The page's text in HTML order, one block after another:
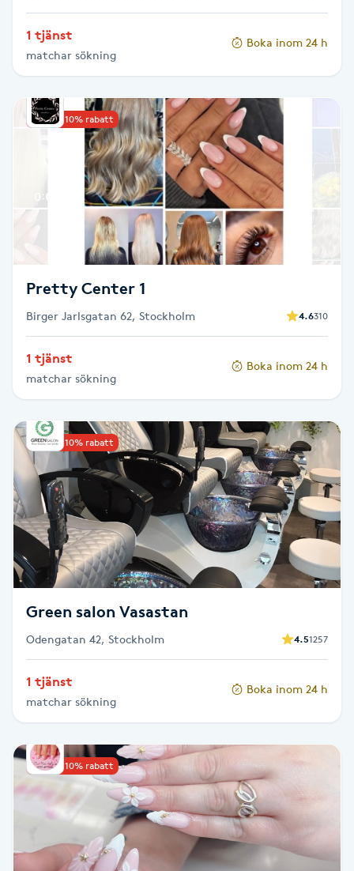
Nagelförlängning glasfiber
Nagelförlängning silke
Nagelförstärkning
Nagelklippning
Nagelsvamp
Nageltrång
Nagelvård
Naglar borttagning
Naglar reparation
Naprapati
Navelpiercing
NBE-massage
Ny frisyr
O
Olaplex
Ombre
Ombre brows
Ombre naglar
Optiker
1 tjänst
matchar sökning
Boka inom 24 h
Upp till 10% rabatt
Pretty Center 1
Birger Jarlsgatan 62, Stockholm 4.6310
1 tjänst
matchar sökning
Boka inom 24 h
Upp till 10% rabatt
Green salon Vasastan
Odengatan 42, Stockholm 4.51257
1 tjänst
matchar sökning
Boka inom 24 h
Upp till 10% rabatt